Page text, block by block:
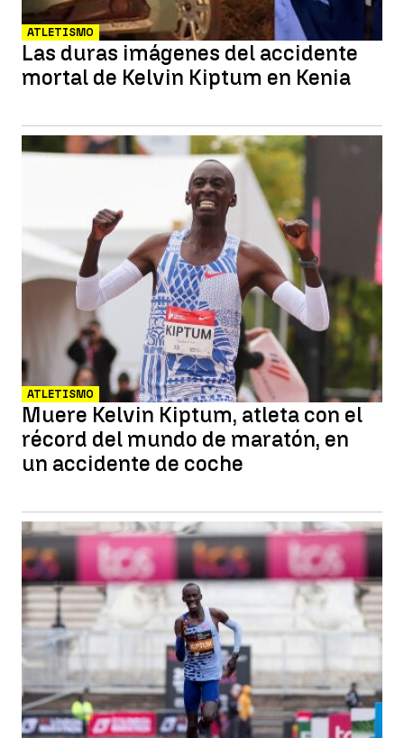
ATLETISMO
Las duras imágenes del accidente
mortal de Kelvin Kiptum en Kenia
ATLETISMO
Muere Kelvin Kiptum, atleta con el
récord del mundo de maratón, en
un accidente de coche